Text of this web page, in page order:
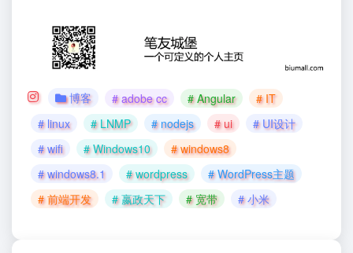
博客 # adobe cc # Angular
# IT
# linux
# LNMP # nodejs # ui
# UI设计
# wifi
# Windows10
# windows8
# windows8.1
# wordpress
# WordPress主题
# 前端开发
# 嬴政天下 # 宽带 # 小米